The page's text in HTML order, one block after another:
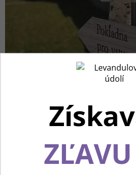
pohodlnú cestu webom
Vďaka vašim podnetom
funkcie, výkon a